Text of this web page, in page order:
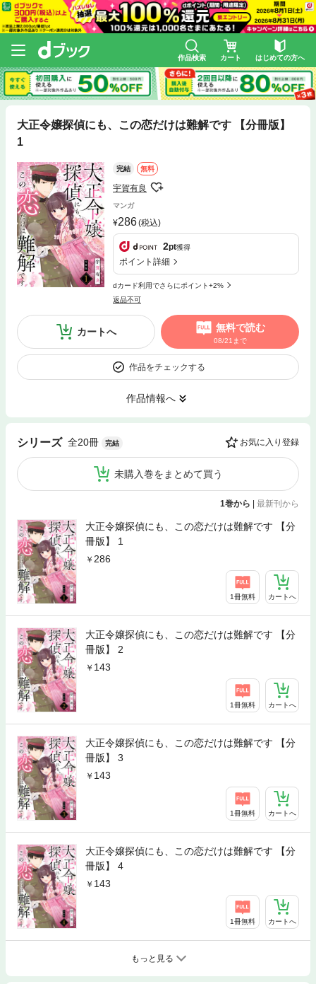
作品検索 カート はじめての方へ
大正令嬢探偵にも、この恋だけは難解です 【分冊版】
1
完結 無料
宇賀有良
マンガ
286(税込)
2pt獲得
ポイント詳細
dカード利用でさらにポイント+2%
返品不可
カートへ 無料で読む
08/21まで
作品をチェックする
作品情報へ
シリーズ 全20冊 完結 お気に入り登録
未購入巻をまとめて買う
1巻から 最新刊から
大正令嬢探偵にも、この恋だけは難解です 【分
冊版】 1
286
1冊無料 カートへ
大正令嬢探偵にも、この恋だけは難解です 【分
冊版】 2
143
1冊無料 カートへ
大正令嬢探偵にも、この恋だけは難解です 【分
冊版】 3
143
1冊無料 カートへ
大正令嬢探偵にも、この恋だけは難解です 【分
冊版】 4
143
1冊無料 カートへ
もっと見る